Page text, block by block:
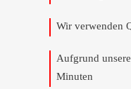
Wir verwenden
Aufgrund
Minuten